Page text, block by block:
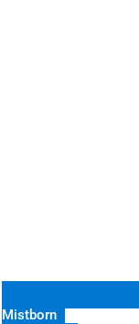
Mistborn